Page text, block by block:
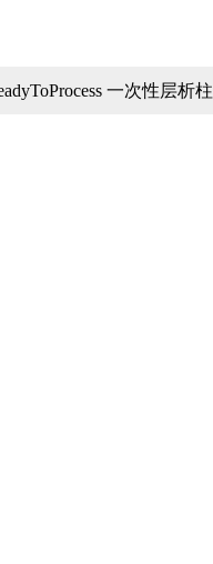
一次性层析柱